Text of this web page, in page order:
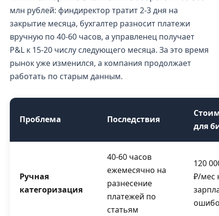
млн рублей: финдиректор тратит 2-3 дня на
закрытие месяца, бухгалтер разносит платежи
вручную по 40-60 часов, а управленец получает
P&L к 15-20 числу следующего месяца. За это время
рынок уже изменился, а компания продолжает
работать по старым данным.
Проблема Последствия
для
Ручная
категоризация
40-60 часов
ежемесячно на
разнесение
платежей по
статьям
120
₽/мес